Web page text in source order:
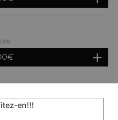
€
la sauce curry
en!!!